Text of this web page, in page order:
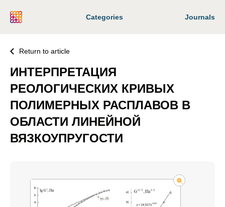
Categories Journals
Return to article
ИНТЕРПРЕТАЦИЯ
РЕОЛОГИЧЕСКИХ КРИВЫХ
ПОЛИМЕРНЫХ РАСПЛАВОВ В
ОБЛАСТИ ЛИНЕЙНОЙ
ВЯЗКОУПРУГОСТИ